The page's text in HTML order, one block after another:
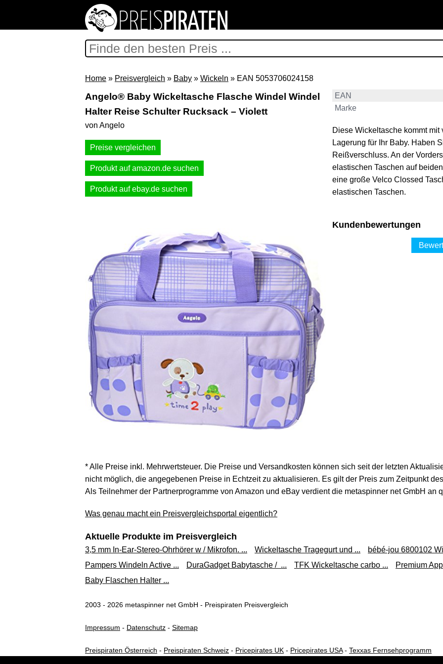
Home » Preisvergleich » Baby » Wickeln » EAN 5053706024158
Angelo® Baby Wickeltasche Flasche Windel Windel
Halter Reise Schulter Rucksack – Violett
von Angelo
Preise vergleichen
Produkt auf amazon.de suchen
Produkt auf ebay.de suchen
EAN
Marke
Diese Wickeltasche kommt
Lagerung für Ihr Baby. Haben
Reißverschluss. An der
elastischen Taschen auf
eine große Velco Clossed
elastischen Taschen.
Kundenbewertungen
* Alle Preise inkl. Mehrwertsteuer. Die Preise und Versandkosten können sich seit der letzten
nicht möglich, die angegebenen Preise in Echtzeit zu aktualisieren. Es gilt der Preis zum Zeitpunkt
Als Teilnehmer der Partnerprogramme von Amazon und eBay verdient die metaspinner net GmbH an
Was genau macht ein Preisvergleichsportal eigentlich?
Aktuelle Produkte im Preisvergleich
3,5 mm In-Ear-Stereo-Ohrhörer w / Mikrofon. ... Wickeltasche Tragegurt und ... bébé-jou 6800102
Pampers Windeln Active ...
DuraGadget Babytasche / ... TFK Wickeltasche carbo ... Premium
Baby Flaschen Halter ...
2003 - 2026 metaspinner net GmbH - Preispiraten Preisvergleich
Impressum - Datenschutz - Sitemap
Preispiraten Österreich - Preispiraten Schweiz - Pricepirates UK - Pricepirates USA- Texxas Fernsehprogramm